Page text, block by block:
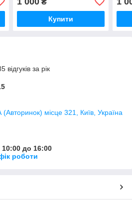
Купити
за рік
місце 321, Київ, Україна
до 16:00
роботи